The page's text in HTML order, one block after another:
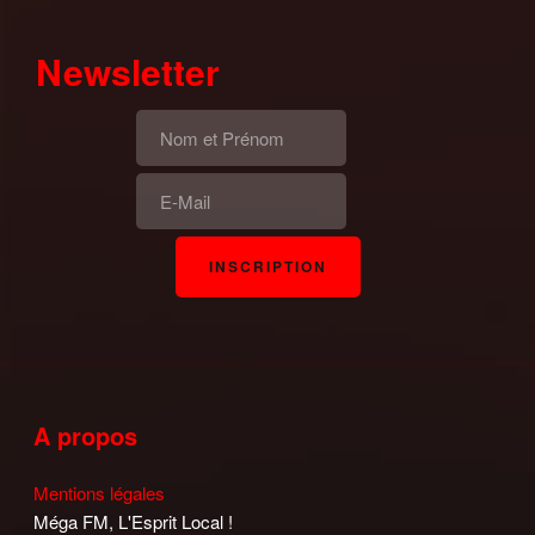
Newsletter
A propos
Mentions légales
Méga FM, L'Esprit Local !